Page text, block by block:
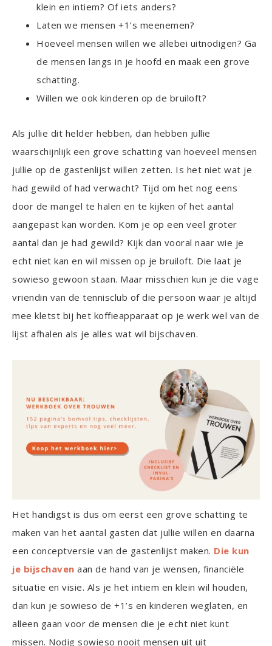
klein en intiem? Of iets anders?
Laten we mensen +1’s meenemen?
Hoeveel mensen willen we allebei uitnodigen? Ga
de mensen langs in je hoofd en maak een grove
schatting.
Willen we ook kinderen op de bruiloft?
Als jullie dit helder hebben, dan hebben jullie
waarschijnlijk een grove schatting van hoeveel mensen
jullie op de gastenlijst willen zetten. Is het niet wat je
had gewild of had verwacht? Tijd om het nog eens
door de mangel te halen en te kijken of het aantal
aangepast kan worden. Kom je op een veel groter
aantal dan je had gewild? Kijk dan vooral naar wie je
echt niet kan en wil missen op je bruiloft. Die laat je
sowieso gewoon staan. Maar misschien kun je die vage
vriendin van de tennisclub of die persoon waar je altijd
mee kletst bij het koffieapparaat op je werk wel van de
lijst afhalen als je alles wat wil bijschaven.
Het handigst is dus om eerst een grove schatting te
maken van het aantal gasten dat jullie willen en daarna
een conceptversie van de gastenlijst maken. Die kun
je bijschaven aan de hand van je wensen, financiële
situatie en visie. Als je het intiem en klein wil houden,
dan kun je sowieso de +1’s en kinderen weglaten, en
alleen gaan voor de mensen die je echt niet kunt
missen. Nodig sowieso nooit mensen uit uit